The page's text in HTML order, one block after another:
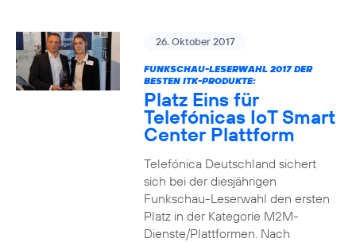
26. Oktober 2017
FUNKSCHAU-LESERWAHL 2017 DER
BESTEN ITK-PRODUKTE:
Platz Eins für
Telefónicas IoT Smart
Center Plattform
Telefónica Deutschland sichert
sich bei der diesjährigen
Funkschau-Leserwahl den ersten
Platz in der Kategorie M2M-
Dienste/Plattformen. Nach